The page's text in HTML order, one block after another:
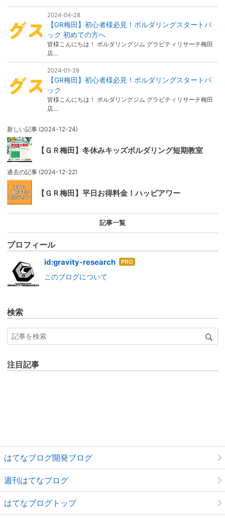
2024-04-28
【GR梅田】初心者様必見！ボルダリングスタートパ
ック 初めての方へ
皆様こんにちは！ ボルダリングジム グラビティリサーチ梅田
店…
2024-01-28
【GR梅田】初心者様必見！ボルダリングスタートパ
ック
皆様こんにちは！ ボルダリングジム グラビティリサーチ梅田
店…
新しい記事 (2024-12-24)
【ＧＲ梅田】冬休みキッズボルダリング短期教室
過去の記事 (2024-12-22)
【ＧＲ梅田】平日お得料金！ハッピアワー
記事一覧
プロフィール
id:gravity-research はて
このブログについて
検索
注目記事
はてなブログ開発ブログ
週刊はてなブログ
はてなブログトップ